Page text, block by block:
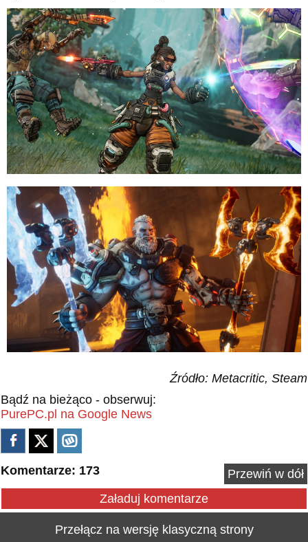
Źródło: Metacritic, Steam
Bądź na bieżąco - obserwuj:
PurePC.pl na Google News
Komentarze: 173
Przewiń w dół
Załaduj komentarze
Przełącz na wersję klasyczną strony